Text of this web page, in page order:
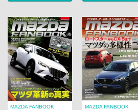
MAZDA FANBOOK
MAZDA FANBOOK